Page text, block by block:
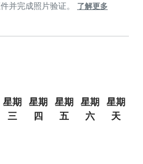
并完成照片验证。 了解更多
星期
三
星期
四
星期
五
星期
六
星期
天